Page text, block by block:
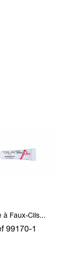
à Faux-Cils...
99170-1